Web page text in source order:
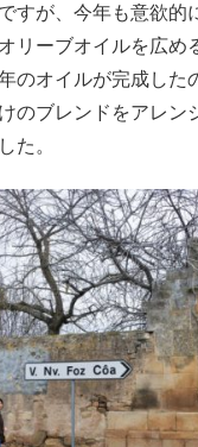
すが、今年も意欲的
リーブオイルを広め
のオイルが完成した
のブレンドをアレン
た。